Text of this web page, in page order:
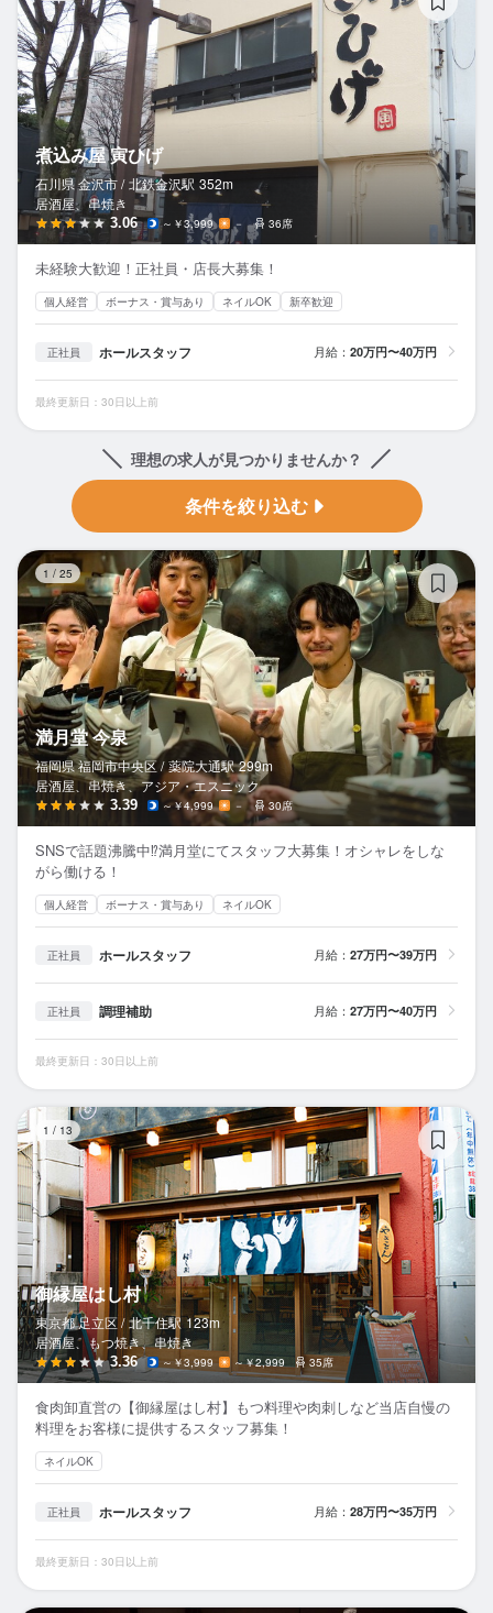
煮込み屋 寅ひげ
石川県 金沢市 / 北鉄金沢駅 352m
居酒屋、串焼き
3.06 ～￥3,999 － 36席
未経験大歓迎！正社員・店長大募集！
個人経営 ボーナス・賞与あり ネイルOK 新卒歓迎
正社員 ホールスタッフ 月給： 20万円〜40万円
最終更新日：30日以上前
理想の求人が見つかりませんか？
条件を絞り込む
1 / 25
満月堂 今泉
福岡県 福岡市中央区 / 薬院大通駅 299m
居酒屋、串焼き、アジア・エスニック
3.39 ～￥4,999 － 30席
SNSで話題沸騰中⁉︎満月堂にてスタッフ大募集！オシャレをしな
がら働ける！
個人経営 ボーナス・賞与あり ネイルOK
正社員 ホールスタッフ 月給： 27万円〜39万円
正社員 調理補助 月給： 27万円〜40万円
最終更新日：30日以上前
1 / 13
御縁屋はし村
東京都 足立区 / 北千住駅 123m
居酒屋、もつ焼き、串焼き
3.36 ～￥3,999 ～￥2,999 35席
食肉卸直営の【御縁屋はし村】もつ料理や肉刺しなど当店自慢の
料理をお客様に提供するスタッフ募集！
ネイルOK
正社員 ホールスタッフ 月給： 28万円〜35万円
最終更新日：30日以上前